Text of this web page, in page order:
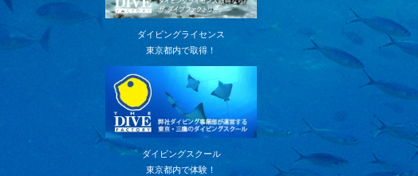
ダイビングライセンス
東京都内で取得！
ダイビングスクール
東京都内で体験！